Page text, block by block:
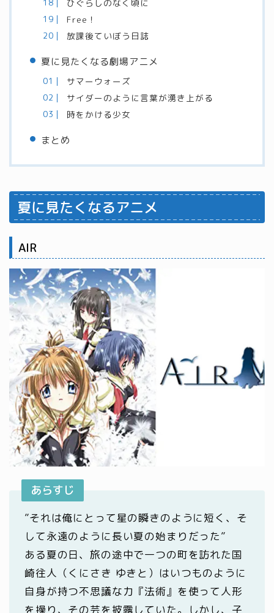
ひぐらしのなく頃に
Free！
放課後ていぼう日誌
夏に見たくなる劇場アニメ
サマーウォーズ
サイダーのように言葉が湧き上がる
時をかける少女
まとめ
夏に見たくなるアニメ
AIR
あらすじ
”それは俺にとって星の瞬きのように短く、そ
して永遠のように長い夏の始まりだった”
ある夏の日、旅の途中で一つの町を訪れた国
崎往人（くにさき ゆきと）はいつものように
自身が持つ不思議な力『法術』を使って人形
を操り、その芸を披露していた。しかし、子